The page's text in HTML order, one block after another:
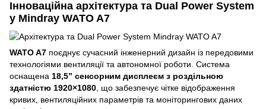
Інноваційна архітектура та Dual Power System
у Mindray WATO A7
WATO A7 поєднує сучасний інженерний дизайн із передовими
технологіями вентиляції та автономної роботи. Система
оснащена 18,5” сенсорним дисплеєм з роздільною
здатністю 1920×1080 , що забезпечує чітке відображення
кривих, вентиляційних параметрів та моніторингових даних